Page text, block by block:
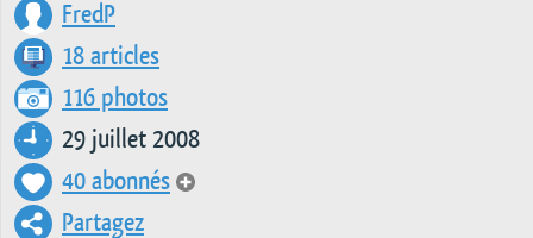
FredP
18 articles
116 photos
29 juillet 2008
40 abonnés
Partagez